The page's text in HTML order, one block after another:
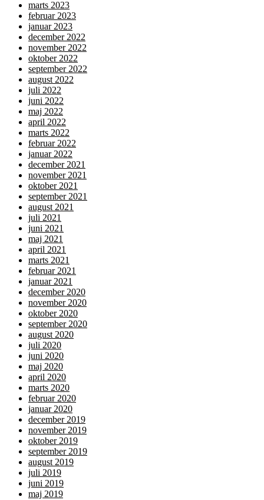
marts 2023
februar 2023
januar 2023
december 2022
november 2022
oktober 2022
september 2022
august 2022
juli 2022
juni 2022
maj 2022
april 2022
marts 2022
februar 2022
januar 2022
december 2021
november 2021
oktober 2021
september 2021
august 2021
juli 2021
juni 2021
maj 2021
april 2021
marts 2021
februar 2021
januar 2021
december 2020
november 2020
oktober 2020
september 2020
august 2020
juli 2020
juni 2020
maj 2020
april 2020
marts 2020
februar 2020
januar 2020
december 2019
november 2019
oktober 2019
september 2019
august 2019
juli 2019
juni 2019
maj 2019